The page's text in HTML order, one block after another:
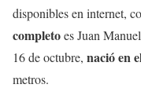
disponibles en internet,
completoes Juan
16 de octubre, nació en
metros.